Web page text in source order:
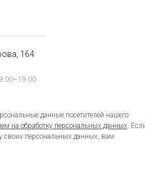
164
данные посетителей нашего
на обработку персональных данных.
своих персональных данных, вам